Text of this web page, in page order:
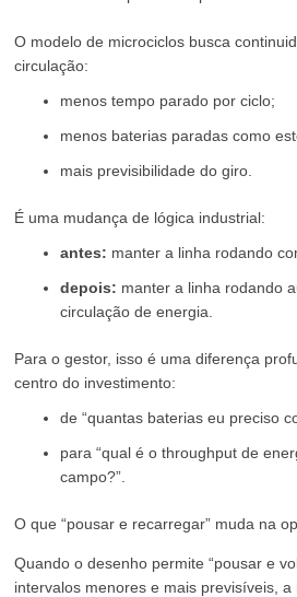
O modelo de microciclos busca
circulação:
menos tempo parado por ciclo;
menos baterias paradas como
mais previsibilidade do giro.
É uma mudança de lógica industrial:
antes: manter a linha rodando
depois: manter a linha rodando
circulação de energia.
Para o gestor, isso é uma diferença
centro do investimento:
de “quantas baterias eu preciso
para “qual é o throughput de
campo?”.
O que “pousar e recarregar” muda na
Quando o desenho permite “pousar e
intervalos menores e mais previsíveis,